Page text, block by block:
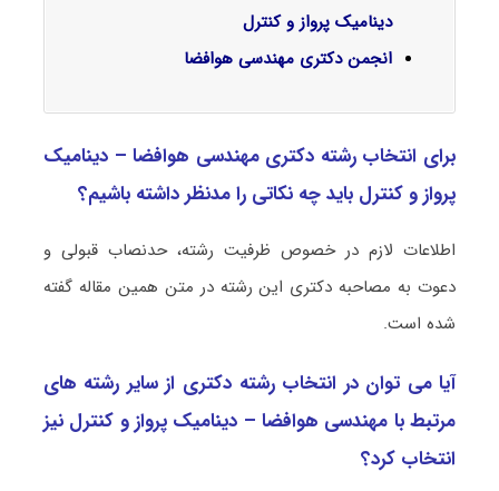
دینامیک پرواز و کنترل
انجمن دکتری مهندسی هوافضا
برای انتخاب رشته دکتری مهندسی هوافضا – دینامیک
پرواز و کنترل باید چه نکاتی را مدنظر داشته باشیم؟
اطلاعات لازم در خصوص ظرفیت رشته، حدنصاب قبولی و
دعوت به مصاحبه دکتری این رشته در متن همین مقاله گفته
شده است.
آیا می توان در انتخاب رشته دکتری از سایر رشته های
مرتبط با مهندسی هوافضا – دینامیک پرواز و کنترل نیز
انتخاب کرد؟